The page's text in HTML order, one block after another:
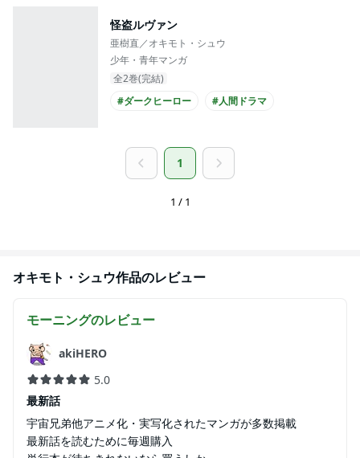
怪盗ルヴァン
亜樹直／オキモト・シュウ
少年・青年マンガ
全2巻(完結)
#ダークヒーロー
#人間ドラマ
1
1 / 1
オキモト・シュウ作品のレビュー
モーニングのレビュー
akiHERO
5.0
最新話
宇宙兄弟他アニメ化・実写化されたマンガが多数掲載
最新話を読むために毎週購入